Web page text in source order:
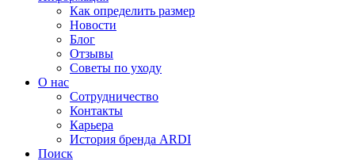
Как определить размер
Новости
Блог
Отзывы
Советы по уходу
О нас
Сотрудничество
Контакты
Карьера
История бренда ARDI
Поиск